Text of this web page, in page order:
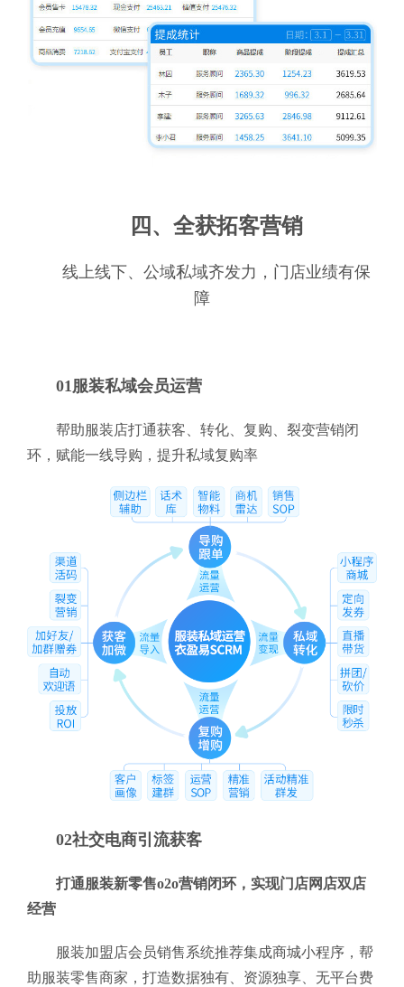
四、全获拓客营销
线上线下、公域私域齐发力，门店业绩有保
障
01服装私域会员运营
帮助服装店打通获客、转化、复购、裂变营销闭
环，赋能一线导购，提升私域复购率
02社交电商引流获客
打通服装新零售o2o营销闭环，实现门店网店双店
经营
服装加盟店会员销售系统推荐集成商城小程序，帮
助服装零售商家，打造数据独有、资源独享、无平台费